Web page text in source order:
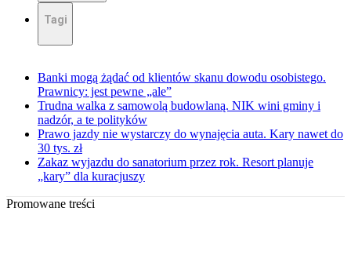
Tagi
Banki mogą żądać od klientów skanu dowodu osobistego.
Prawnicy: jest pewne „ale”
Trudna walka z samowolą budowlaną. NIK wini gminy i
nadzór, a te polityków
Prawo jazdy nie wystarczy do wynajęcia auta. Kary nawet do
30 tys. zł
Zakaz wyjazdu do sanatorium przez rok. Resort planuje
„kary” dla kuracjuszy
Promowane treści